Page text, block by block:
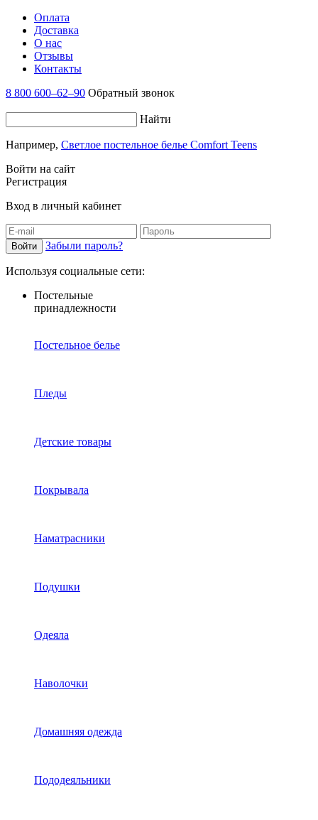
Оплата
Доставка
О нас
Отзывы
Контакты
8 800 600–62–90 Обратный звонок
Найти
Например, Светлое постельное белье Comfort Teens
Войти на сайт
Регистрация
Вход в личный кабинет
Забыли пароль?
Используя социальные сети:
Постельные
принадлежности
Постельное белье
Пледы
Детские товары
Покрывала
Наматрасники
Подушки
Одеяла
Наволочки
Домашняя одежда
Пододеяльники